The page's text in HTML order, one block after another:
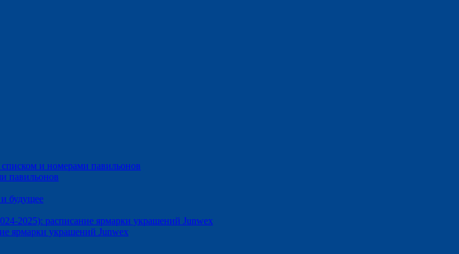
и номерами павильонов
павильонов
будущее
2025): расписание ярмарки украшений Junwex
ярмарки украшений Junwex